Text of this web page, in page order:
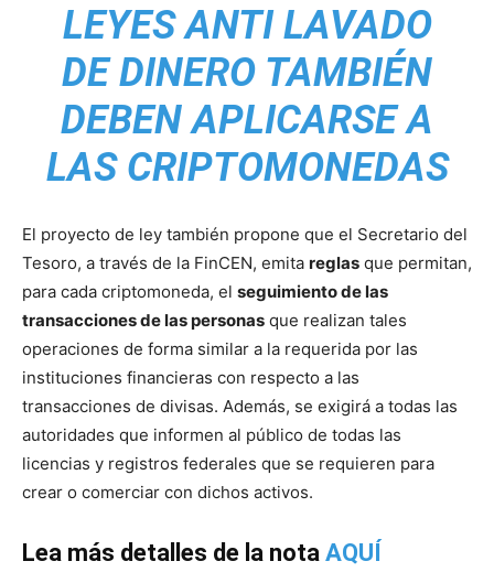
LEYES ANTI LAVADO
DE DINERO TAMBIÉN
DEBEN APLICARSE A
LAS CRIPTOMONEDAS
El proyecto de ley también propone que el Secretario del
Tesoro, a través de la FinCEN, emita reglas que permitan,
para cada criptomoneda, el seguimiento de las
transacciones de las personas que realizan tales
operaciones de forma similar a la requerida por las
instituciones financieras con respecto a las
transacciones de divisas. Además, se exigirá a todas las
autoridades que informen al público de todas las
licencias y registros federales que se requieren para
crear o comerciar con dichos activos.
Lea más detalles de la nota AQUÍ